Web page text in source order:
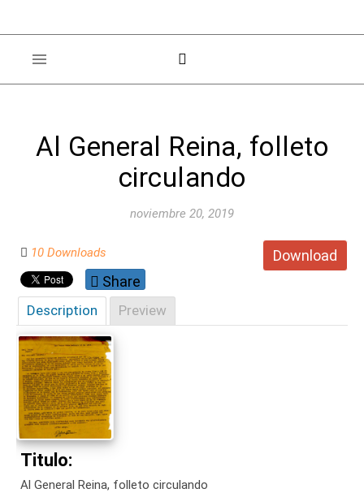
Al General Reina, folleto
circulando
noviembre 20, 2019
Download
10 Downloads
Share
Description Preview
Titulo:
Al General Reina, folleto circulando